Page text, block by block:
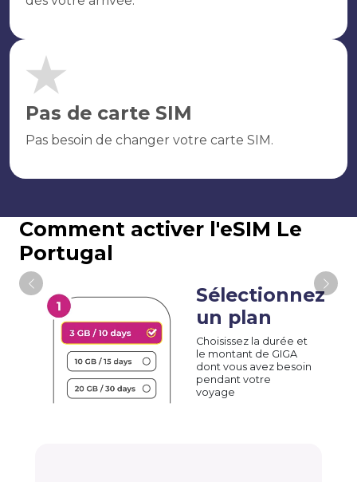
Pas de carte SIM
Pas besoin de changer votre carte SIM.
Comment activer l'eSIM Le
Portugal
Sélectionnez
un plan
Choisissez la durée et
le montant de GIGA
dont vous avez besoin
pendant votre
voyage